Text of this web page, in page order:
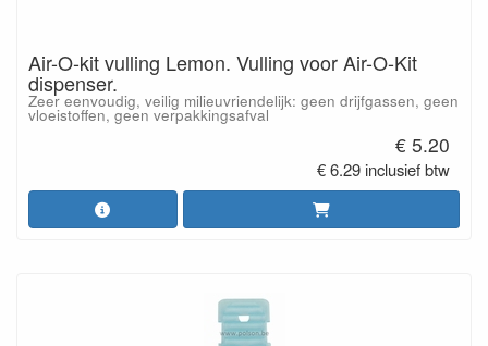
Air-O-kit vulling Lemon. Vulling voor Air-O-Kit
dispenser.
Zeer eenvoudig, veilig milieuvriendelijk: geen drijfgassen, geen
vloeistoffen, geen verpakkingsafval
€ 5.20
€ 6.29 inclusief btw